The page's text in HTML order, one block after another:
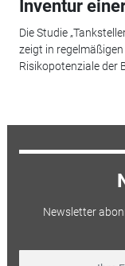
Inventur
Die Studie
zeigt in
Risikopotenziale der
Newsletter